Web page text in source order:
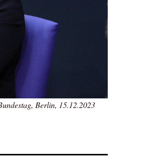
Berlin, 15.12.2023